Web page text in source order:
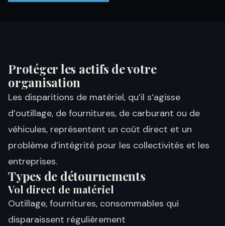
Protéger les actifs de votre
organisation
Les disparitions de matériel, qu’il s’agisse
d’outillage, de fournitures, de carburant ou de
véhicules, représentent un coût direct et un
problème d’intégrité pour les collectivités et les
entreprises.
Types de détournements
Vol direct de matériel
Outillage, fournitures, consommables qui
disparaissent régulièrement